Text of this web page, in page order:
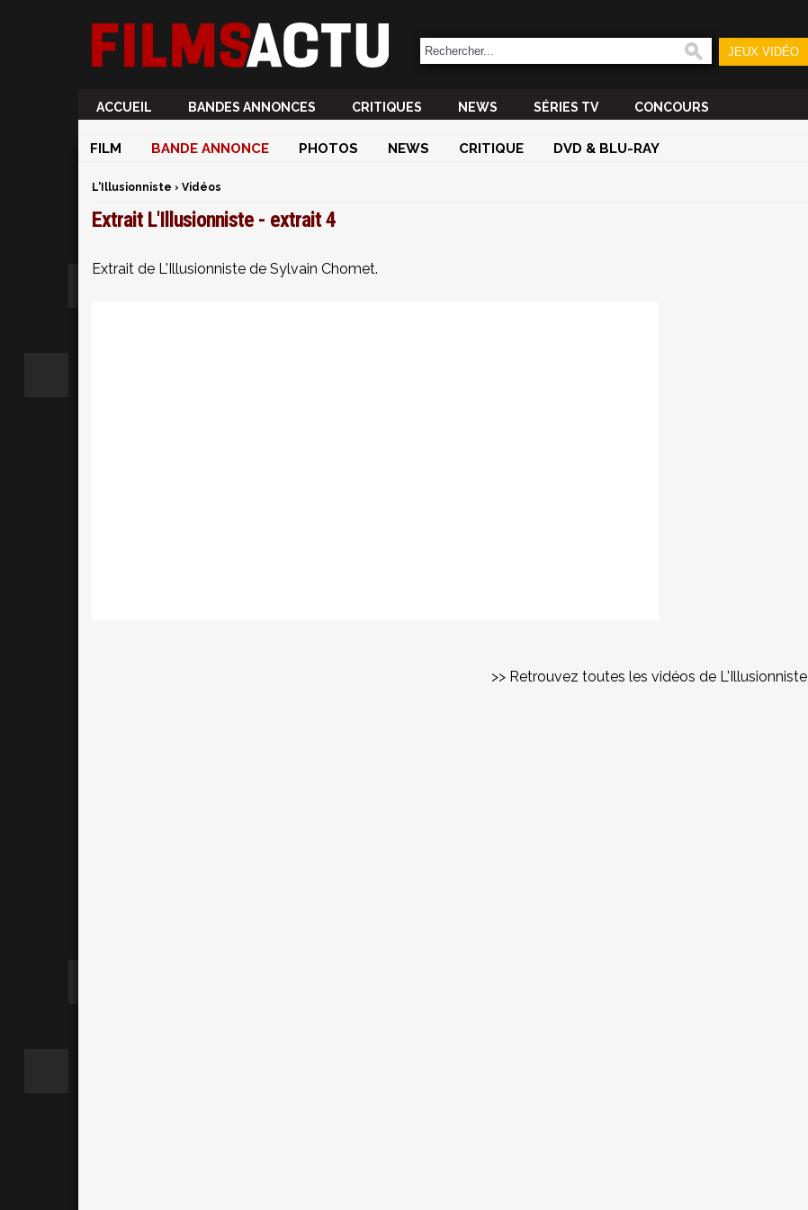
JEUX VIDÉO
ACCUEIL BANDES ANNONCES CRITIQUES NEWS SÉRIES TV CONCOURS
FILM BANDE ANNONCE PHOTOS NEWS CRITIQUE DVD & BLU-RAY
L'Illusionniste › Vidéos
Extrait L'Illusionniste - extrait 4
Extrait de L'Illusionniste de Sylvain Chomet.
>> Retrouvez toutes les vidéos de L'Illusionniste